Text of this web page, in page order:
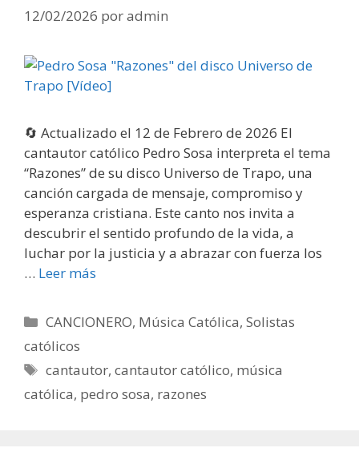
12/02/2026 poradmin
🔄 Actualizado el 12 de Febrero de 2026 El
cantautor católico Pedro Sosa interpreta el tema
“Razones” de su disco Universo de Trapo, una
canción cargada de mensaje, compromiso y
esperanza cristiana. Este canto nos invita a
descubrir el sentido profundo de la vida, a
luchar por la justicia y a abrazar con fuerza los
… Leer más
Categorías
CANCIONERO, Música Católica,Solistas
católicos
Etiquetas
cantautor,cantautor católico, música
católica, pedro sosa, razones